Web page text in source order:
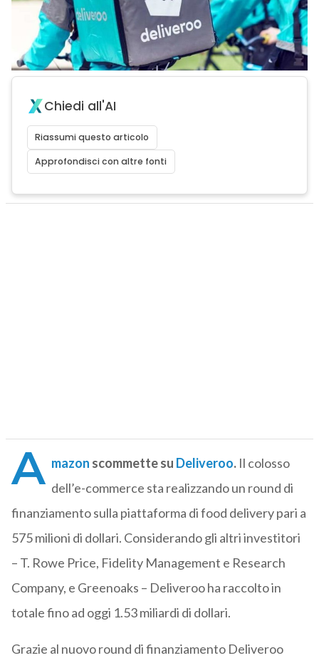
Chiedi all'AI
Riassumi questo articolo
Approfondisci con altre fonti
A mazon scommette su Deliveroo.Il colosso
dell’e-commerce sta realizzando un round di
finanziamento sulla piattaforma di food delivery pari a
575 milioni di dollari. Considerando gli altri investitori
– T. Rowe Price, Fidelity Management e Research
Company, e Greenoaks – Deliveroo ha raccolto in
totale fino ad oggi 1.53 miliardi di dollari.
Grazie al nuovo round di finanziamento Deliveroo